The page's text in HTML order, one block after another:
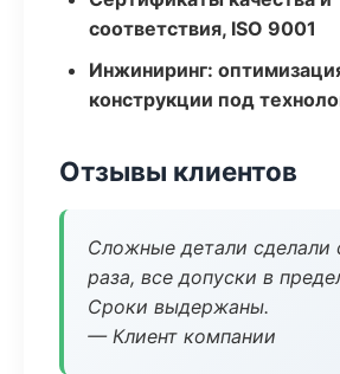
соответствия, ISO 9001
Инжиниринг:
конструкции под
Отзывы клиентов
Сложные детали сделали
раза, все допуски в
Сроки выдержаны.
— Клиент компании